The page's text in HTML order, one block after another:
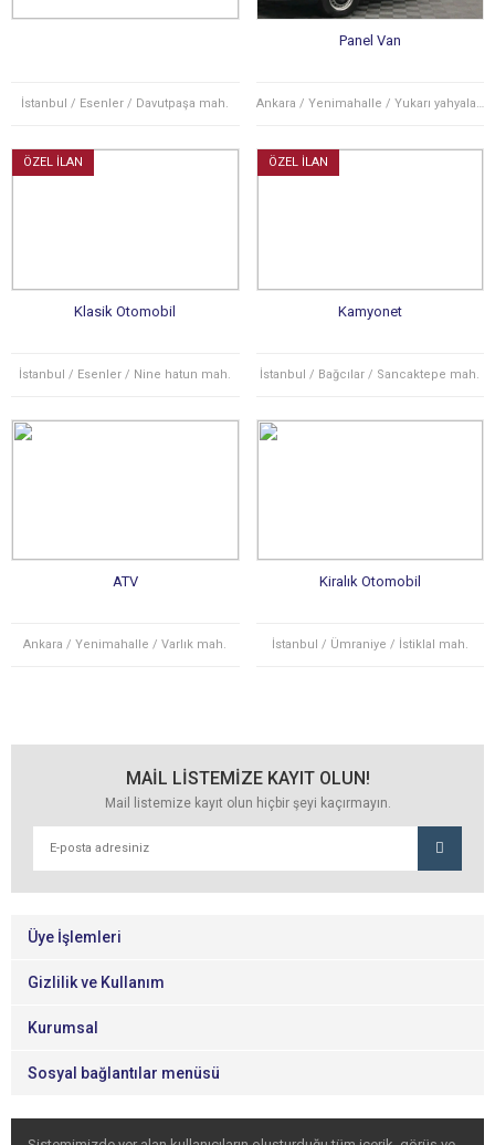
İstanbul / Esenler / Davutpaşa mah.
Panel Van
Ankara / Yenimahalle / Yukarı yahyalar mah.
ÖZEL İLAN
Klasik Otomobil
İstanbul / Esenler / Nine hatun mah.
ÖZEL İLAN
Kamyonet
İstanbul / Bağcılar / Sancaktepe mah.
ATV
Ankara / Yenimahalle / Varlık mah.
Kiralık Otomobil
İstanbul / Ümraniye / İstiklal mah.
MAİL LİSTEMİZE KAYIT OLUN!
Mail listemize kayıt olun hiçbir şeyi kaçırmayın.
Üye İşlemleri
Gizlilik ve Kullanım
Kurumsal
Sosyal bağlantılar menüsü